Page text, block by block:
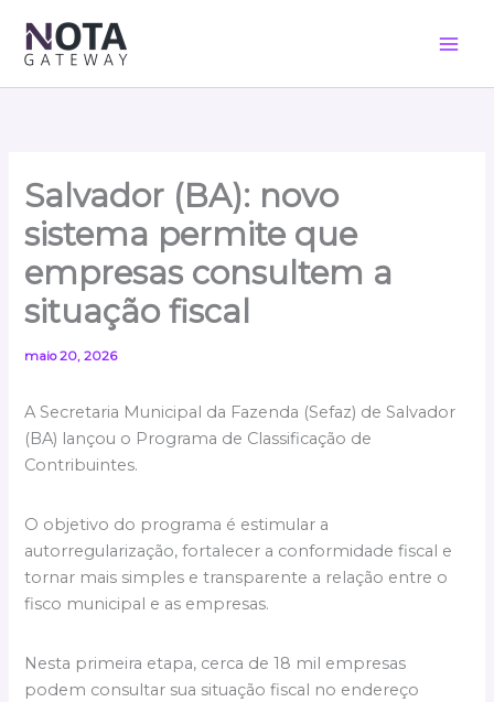
para
conteúdo
Salvador (BA): novo
sistema permite que
empresas consultem a
situação fiscal
maio 20, 2026
A Secretaria Municipal da Fazenda (Sefaz) de Salvador
(BA) lançou o Programa de Classificação de
Contribuintes.
O objetivo do programa é estimular a
autorregularização, fortalecer a conformidade fiscal e
tornar mais simples e transparente a relação entre o
fisco municipal e as empresas.
Nesta primeira etapa, cerca de 18 mil empresas
podem consultar sua situação fiscal no endereço